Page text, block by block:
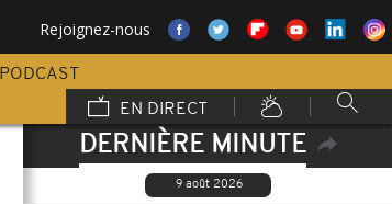
Rejoignez-nous
PODCAST
EN DIRECT
DERNIÈRE MINUTE
9 août 2026